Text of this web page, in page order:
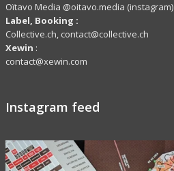
Oïtavo Media @oitavo.media (instagram)
Label, Booking :
Collective.ch, contact@collective.ch
Xewin :
contact@xewin.com
Instagram feed